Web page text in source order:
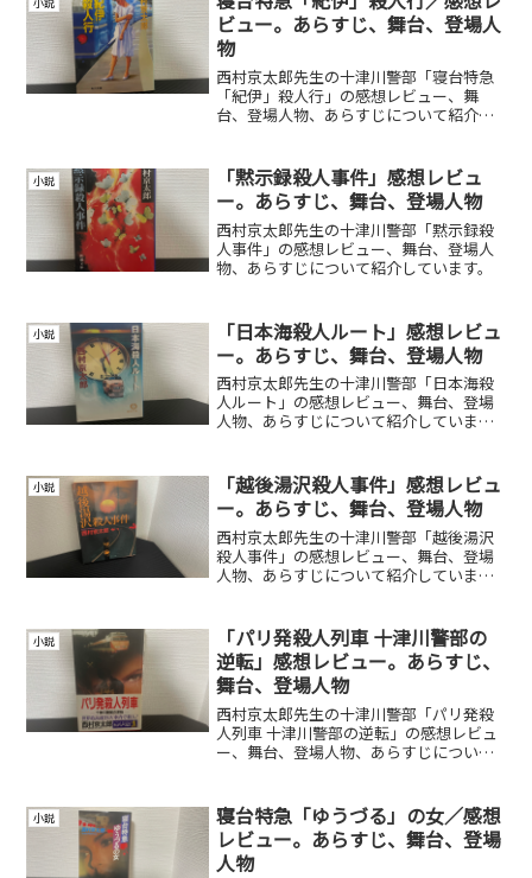
小説
ビュー。あらすじ、舞台、登場人
物
西村京太郎先生の十津川警部「寝台特急
「紀伊」殺人行」の感想レビュー、舞
台、登場人物、あらすじについて紹介し
小説
「黙示録殺人事件」感想レビュ
ー。あらすじ、舞台、登場人物
西村京太郎先生の十津川警部「黙示録殺
人事件」の感想レビュー、舞台、登場人
物、あらすじについて紹介しています。
小説
「日本海殺人ルート」感想レビュ
ー。あらすじ、舞台、登場人物
西村京太郎先生の十津川警部「日本海殺
人ルート」の感想レビュー、舞台、登場
人物、あらすじについて紹介していま
小説
「越後湯沢殺人事件」感想レビュ
ー。あらすじ、舞台、登場人物
西村京太郎先生の十津川警部「越後湯沢
殺人事件」の感想レビュー、舞台、登場
人物、あらすじについて紹介していま
小説
「パリ発殺人列車 十津川警部の
逆転」感想レビュー。あらすじ、
舞台、登場人物
西村京太郎先生の十津川警部「パリ発殺
人列車 十津川警部の逆転」の感想レビュ
ー、舞台、登場人物、あらすじについて
小説
寝台特急「ゆうづる」の女／感想
レビュー。あらすじ、舞台、登場
人物